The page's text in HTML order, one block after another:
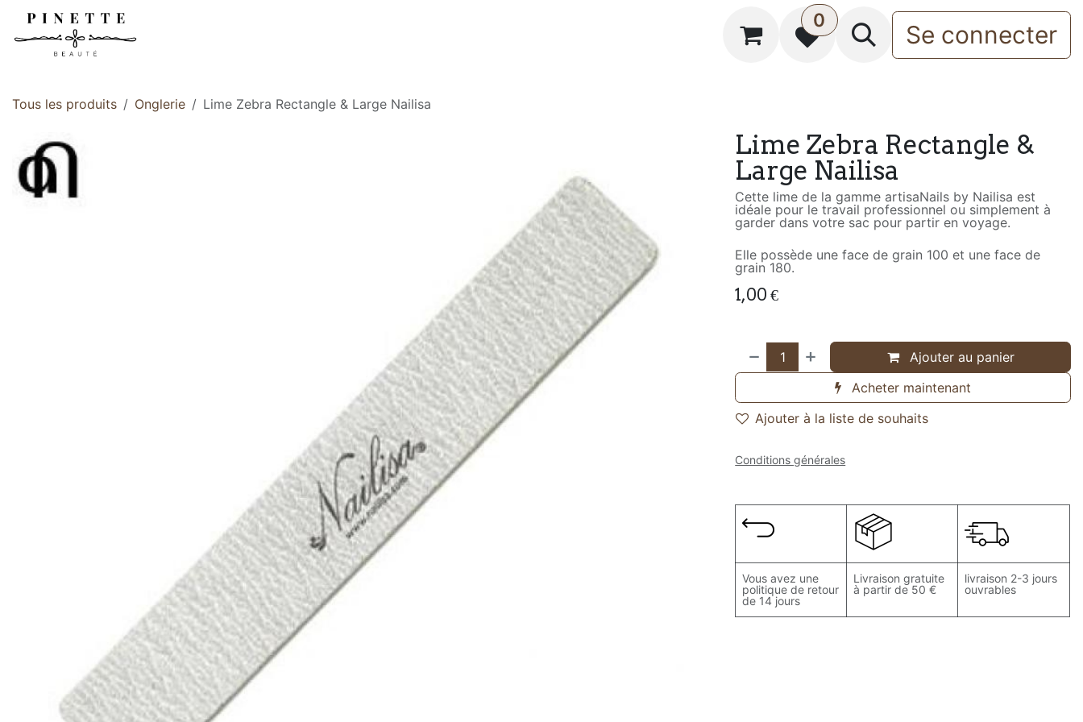
Se rendre au contenu 0
Se connecter
Tous les produits Onglerie Lime Zebra Rectangle & Large Nailisa
Lime Zebra Rectangle &
Large Nailisa
Cette lime de la gamme artisaNails by Nailisa est
idéale pour le travail professionnel ou simplement à
garder dans votre sac pour partir en voyage.
Elle possède une face de grain 100 et une face de
grain 180.
1,00 €
Ajouter au panier
Acheter maintenant
Ajouter à la liste de souhaits
Conditions générales
Vous avez une
politique de retour
de 14 jours
Livraison gratuite
à partir de 50 €
livraison 2-3 jours
ouvrables